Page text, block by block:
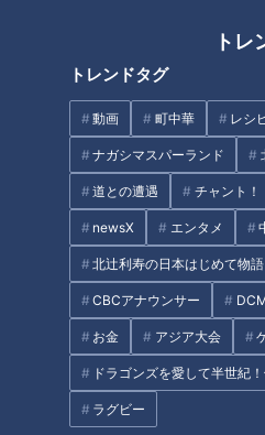
トレ
トレンドタグ
動画 町中華 レシ
ナガシマスパーランド
道との遭遇 チャント！
newsX エンタメ
北辻利寿の日本はじめて物語
CBCアナウンサー
お金 アジア大会
ドラゴンズを愛して半世紀
ラグビー
1200年の歴史を持つ「日本一危
険な火祭り」！？燃え盛る松明
に果敢に飛び込む男性たちの雄
姿に密着！
タグ
チャント！ 寺坂頼我
オススメ関連コンテンツ